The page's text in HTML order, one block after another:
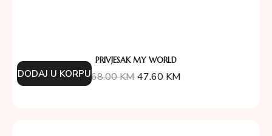
PRIVJESAK MY WORLD
68.00KM47.60 KM
DODAJ U KORPU